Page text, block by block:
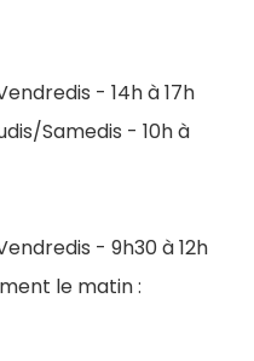
- 14h à 17h
Samedis - 10h à
- 9h30 à 12h
le matin :